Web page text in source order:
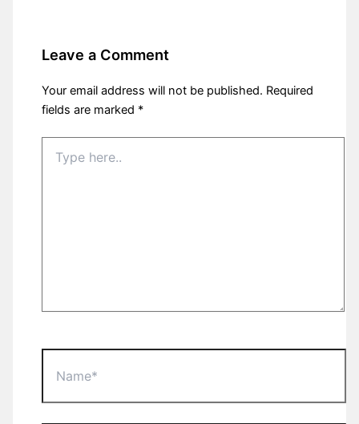
Leave a Comment
Your email address will not be published. Required
fields are marked *
here..